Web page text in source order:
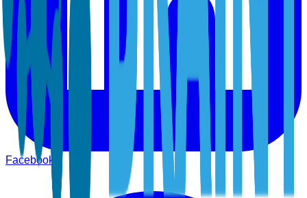
Facebook